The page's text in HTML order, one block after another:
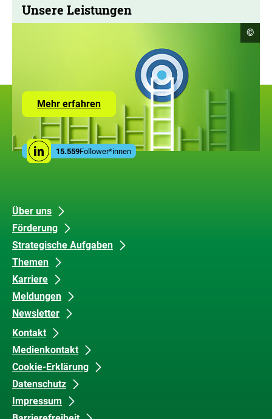
Unsere Leistungen
Mehr erfahrenZur
Seite
den
Leistungen
der
ZUG
Social
MediaLinkedin
15.559Follower*innen
©
Unsere
Inhalte
Über uns
Förderung
Strategische Aufgaben
Themen
Karriere
Meldungen
Newsletter
Datenschutz
und
Barrierefreiheit
Kontakt
Medienkontakt
Cookie-Erklärung
Datenschutz
Impressum